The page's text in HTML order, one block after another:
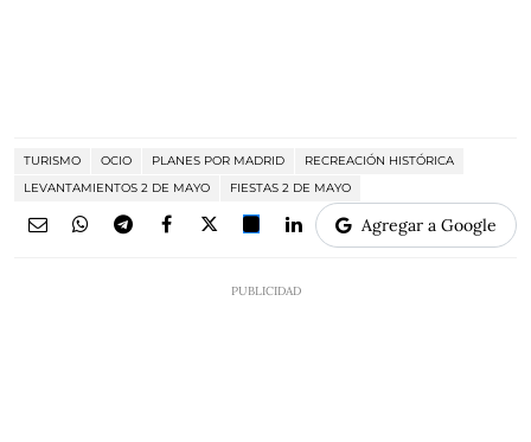
TURISMO OCIO PLANES POR MADRID
RECREACIÓN HISTÓRICA
LEVANTAMIENTOS 2 DE MAYO
FIESTAS 2 DE MAYO
Agregar a Google